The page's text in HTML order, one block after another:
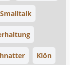
Smalltalk
Klön